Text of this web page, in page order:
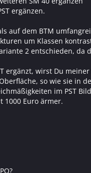
ergänzen.
auf dem BTM
um Klassen
2 entschieden, da
ergänzt, wirst Du
so wie sie in
im PST
1000 Euro ärmer.